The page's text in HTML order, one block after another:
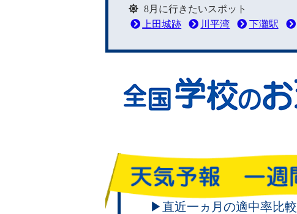
8月に行きたいスポット
上田城跡
川平湾 下灘駅
▶直近一ヵ月の適中率比較